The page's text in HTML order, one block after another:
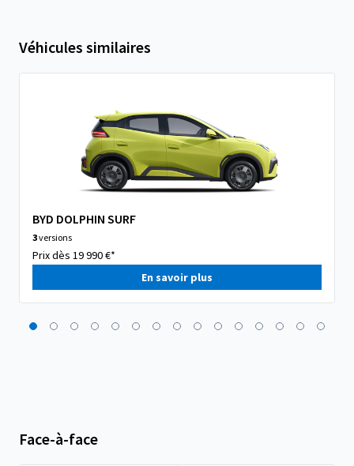
Véhicules similaires
BYD DOLPHIN SURF
3versions
Prix dès 19 990 €*
En savoir plus
Face-à-face